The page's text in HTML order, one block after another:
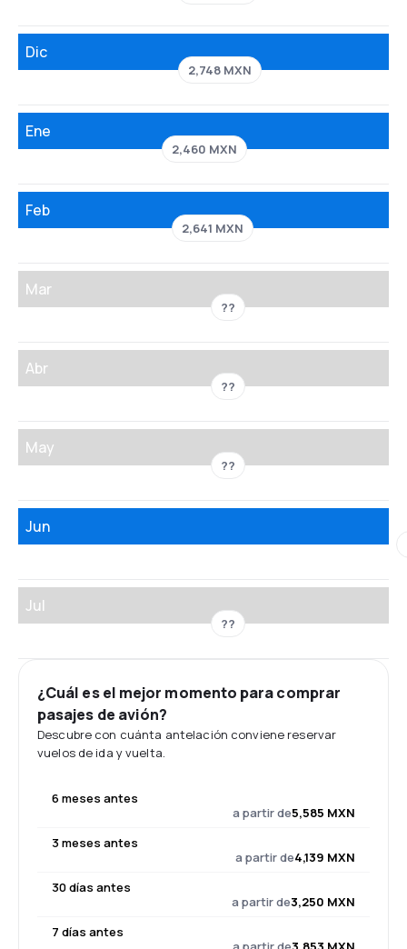
Dic
2,748 MXN
Ene
2,460 MXN
Feb
2,641 MXN
Mar
??
Abr
??
May
??
Jun
Jul
??
¿Cuál es el mejor momento para comprar
pasajes de avión?
Descubre con cuánta antelación conviene reservar
vuelos de ida y vuelta.
6 meses antes
a partir de5,585 MXN
3 meses antes
a partir de4,139 MXN
30 días antes
a partir de3,250 MXN
7 días antes